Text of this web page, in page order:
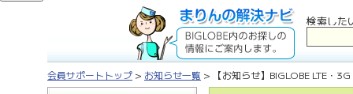
検索した
会員サポートトップ > お知らせ一覧 > 【お知らせ】BIGLOBE LTE・